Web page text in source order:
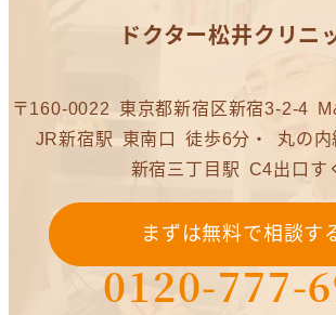
ドクター松井クリニ
〒160-0022 東京都新宿区新宿3-2-4
JR新宿駅
東南口 徒歩6分・
丸の内
新宿三丁目駅 C4出口す
まずは無料で相談す
0120-777-